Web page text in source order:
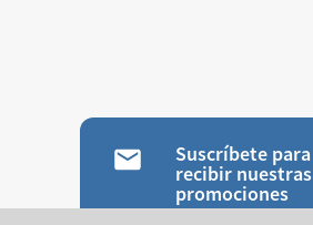
Suscríbete para
recibir nuestras
promociones